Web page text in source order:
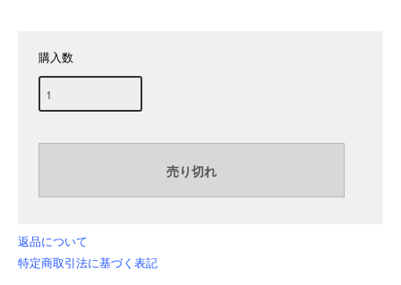
購入数
返品について
特定商取引法に基づく表記